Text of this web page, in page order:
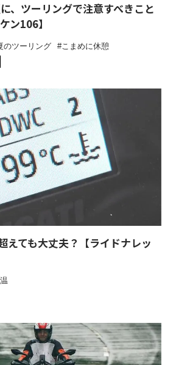
、ツーリングで注意すべきこと
ン106】
のツーリング
こまめに休憩
ても大丈夫？【ライドナレッ